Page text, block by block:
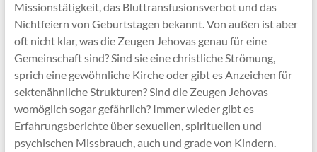
Missionstätigkeit, das Bluttransfusionsverbot und das
Nichtfeiern von Geburtstagen bekannt. Von außen ist aber
oft nicht klar, was die Zeugen Jehovas genau für eine
Gemeinschaft sind? Sind sie eine christliche Strömung,
sprich eine gewöhnliche Kirche oder gibt es Anzeichen für
sektenähnliche Strukturen? Sind die Zeugen Jehovas
womöglich sogar gefährlich? Immer wieder gibt es
Erfahrungsberichte über sexuellen, spirituellen und
psychischen Missbrauch, auch und grade von Kindern.